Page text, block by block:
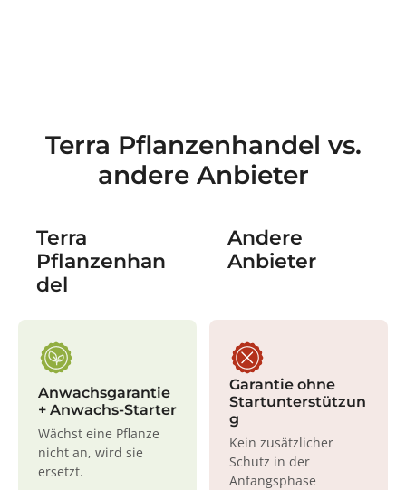
Terra Pflanzenhandel vs.
andere Anbieter
Terra
Pflanzenhan
del
Andere
Anbieter
Anwachsgarantie
+ Anwachs-Starter
Wächst eine Pflanze
nicht an, wird sie
ersetzt.
Garantie ohne
Startunterstützun
g
Kein zusätzlicher
Schutz in der
Anfangsphase